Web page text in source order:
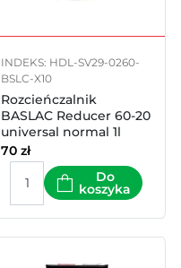
INDEKS: HDL-SV29-0260-
BSLC-X10
Rozcieńczalnik
BASLAC Reducer 60-20
universal normal 1l
70 zł
Do
koszyka